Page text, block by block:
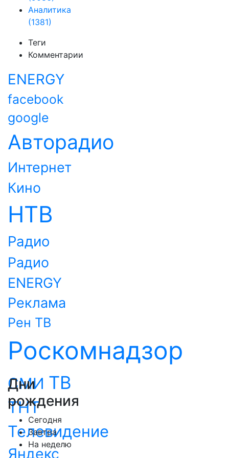
Аналитика
(1381)
Теги
Комментарии
ENERGY
facebook
google
Авторадио
Интернет
Кино
НТВ
Радио
Радио
ENERGY
Реклама
Рен ТВ
Роскомнадзор
СМИ ТВ
ТНТ
Телевидение
Яндекс
Дни
рождения
Сегодня
Завтра
На неделю